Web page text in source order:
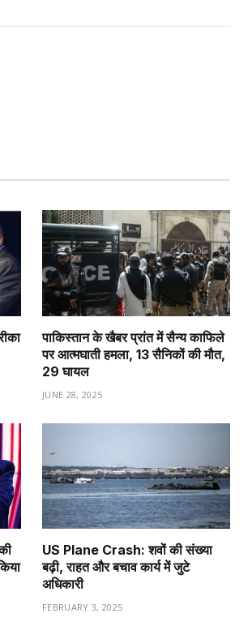
पाकिस्तान के खैबर प्रांत में सैन्य काफिले
पर आत्मघाती हमला, 13 सैनिकों की मौत,
29 घायल
JUNE 28, 2025
US Plane Crash: शवों की संख्या
बढ़ी, राहत और बचाव कार्य में जुटे
अधिकारी
FEBRUARY 3, 2025